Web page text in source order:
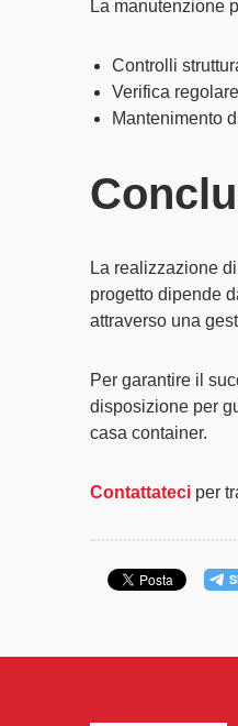
La manutenzione
Controlli
Verifica
Mantenimento
La realizzazione di
progetto dipende
attraverso una
Per garantire il
disposizione per
casa container.
Contattateci per